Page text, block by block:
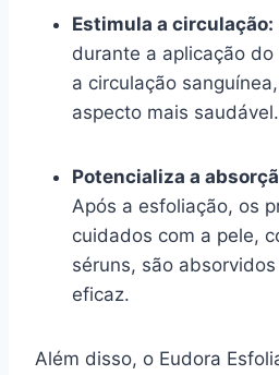
Estimula a circulação:
durante a aplicação
a circulação
aspecto mais saudável.
Potencializa a
Após a esfoliação, os
cuidados com a pele,
séruns, são
eficaz.
Além disso, o Eudora